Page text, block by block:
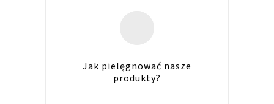
Jak pielęgnować nasze
produkty?